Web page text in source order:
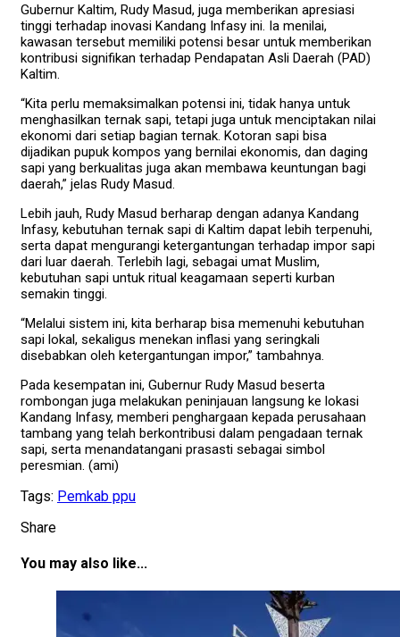
Gubernur Kaltim, Rudy Masud, juga memberikan apresiasi
tinggi terhadap inovasi Kandang Infasy ini. Ia menilai,
kawasan tersebut memiliki potensi besar untuk memberikan
kontribusi signifikan terhadap Pendapatan Asli Daerah (PAD)
Kaltim.
“Kita perlu memaksimalkan potensi ini, tidak hanya untuk
menghasilkan ternak sapi, tetapi juga untuk menciptakan nilai
ekonomi dari setiap bagian ternak. Kotoran sapi bisa
dijadikan pupuk kompos yang bernilai ekonomis, dan daging
sapi yang berkualitas juga akan membawa keuntungan bagi
daerah,” jelas Rudy Masud.
Lebih jauh, Rudy Masud berharap dengan adanya Kandang
Infasy, kebutuhan ternak sapi di Kaltim dapat lebih terpenuhi,
serta dapat mengurangi ketergantungan terhadap impor sapi
dari luar daerah. Terlebih lagi, sebagai umat Muslim,
kebutuhan sapi untuk ritual keagamaan seperti kurban
semakin tinggi.
“Melalui sistem ini, kita berharap bisa memenuhi kebutuhan
sapi lokal, sekaligus menekan inflasi yang seringkali
disebabkan oleh ketergantungan impor,” tambahnya.
Pada kesempatan ini, Gubernur Rudy Masud beserta
rombongan juga melakukan peninjauan langsung ke lokasi
Kandang Infasy, memberi penghargaan kepada perusahaan
tambang yang telah berkontribusi dalam pengadaan ternak
sapi, serta menandatangani prasasti sebagai simbol
peresmian. (ami)
Tags: Pemkab ppu
Share
You may also like...